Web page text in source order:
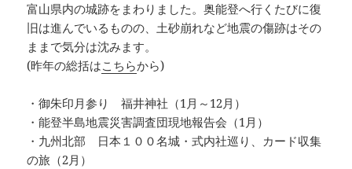
富山県内の城跡をまわりました。奥能登へ行くたびに復
旧は進んでいるものの、土砂崩れなど地震の傷跡はその
ままで気分は沈みます。
(昨年の総括はこちらから)
・御朱印月参り 福井神社（1月～12月）
・能登半島地震災害調査団現地報告会（1月）
・九州北部 日本１００名城・式内社巡り、カード収集
の旅（2月）